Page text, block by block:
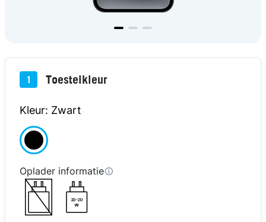
1 Toestelkleur
Kleur: Zwart
Oplader informatie
20-20
W